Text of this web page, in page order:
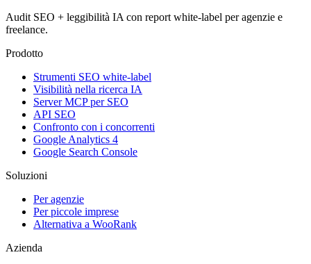
Audit SEO + leggibilità IA con report white-label per agenzie e
freelance.
Prodotto
Strumenti SEO white-label
Visibilità nella ricerca IA
Server MCP per SEO
API SEO
Confronto con i concorrenti
Google Analytics 4
Google Search Console
Soluzioni
Per agenzie
Per piccole imprese
Alternativa a WooRank
Azienda